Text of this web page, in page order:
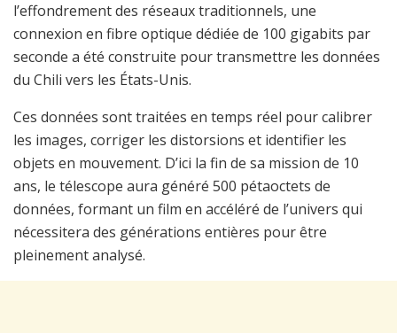
l’effondrement des réseaux traditionnels, une
connexion en fibre optique dédiée de 100 gigabits par
seconde a été construite pour transmettre les données
du Chili vers les États-Unis.
Ces données sont traitées en temps réel pour calibrer
les images, corriger les distorsions et identifier les
objets en mouvement. D’ici la fin de sa mission de 10
ans, le télescope aura généré 500 pétaoctets de
données, formant un film en accéléré de l’univers qui
nécessitera des générations entières pour être
pleinement analysé.